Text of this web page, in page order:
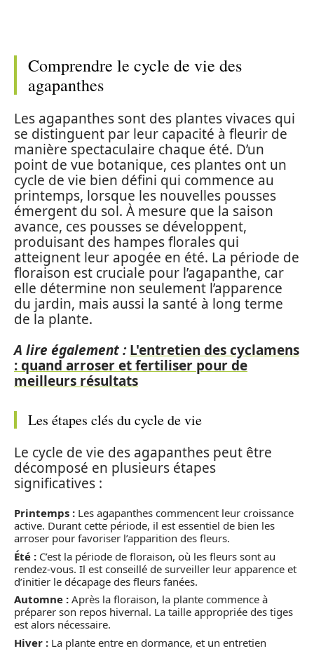
Comprendre le cycle de vie des
agapanthes
Les agapanthes sont des plantes vivaces qui
se distinguent par leur capacité à fleurir de
manière spectaculaire chaque été. D’un
point de vue botanique, ces plantes ont un
cycle de vie bien défini qui commence au
printemps, lorsque les nouvelles pousses
émergent du sol. À mesure que la saison
avance, ces pousses se développent,
produisant des hampes florales qui
atteignent leur apogée en été. La période de
floraison est cruciale pour l’agapanthe, car
elle détermine non seulement l’apparence
du jardin, mais aussi la santé à long terme
de la plante.
A lire également : L'entretien des cyclamens
: quand arroser et fertiliser pour de
meilleurs résultats
Les étapes clés du cycle de vie
Le cycle de vie des agapanthes peut être
décomposé en plusieurs étapes
significatives :
Printemps : Les agapanthes commencent leur croissance
active. Durant cette période, il est essentiel de bien les
arroser pour favoriser l’apparition des fleurs.
Été : C’est la période de floraison, où les fleurs sont au
rendez-vous. Il est conseillé de surveiller leur apparence et
d’initier le décapage des fleurs fanées.
Automne : Après la floraison, la plante commence à
préparer son repos hivernal. La taille appropriée des tiges
est alors nécessaire.
Hiver : La plante entre en dormance, et un entretien